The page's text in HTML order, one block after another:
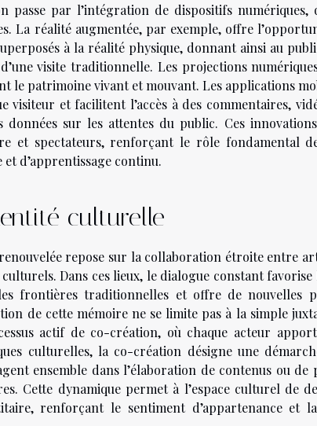
passe par l’intégration de dispositifs numériques,
La réalité augmentée, par exemple, offre
à la réalité physique, donnant ainsi au
visite traditionnelle. Les projections
le patrimoine vivant et mouvant. Les applications
visiteur et facilitent l’accès à des commentaires,
sur les attentes du public. Ces
et spectateurs, renforçant le rôle fondamental
et d’apprentissage continu.
culturelle
repose sur la collaboration étroite entre
Dans ces lieux, le dialogue constant favorise
frontières traditionnelles et offre de nouvelles
de cette mémoire ne se limite pas à la simple
actif de co-création, où chaque acteur
culturelles, la co-création désigne une
ensemble dans l’élaboration de contenus ou
Cette dynamique permet à l’espace culturel de
renforçant le sentiment d’appartenance et